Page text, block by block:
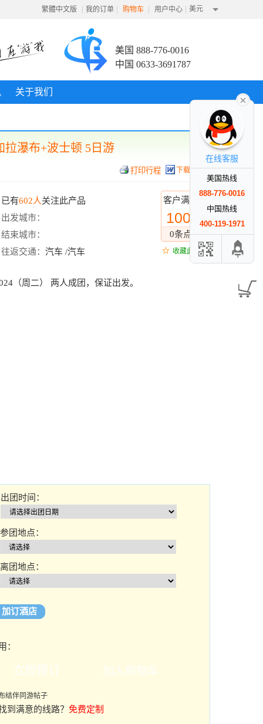
繁體中文版 | 我的订单 | 购物车 | 用户中心 | 美元
美国 888-776-0016
中国 0633-3691787
关于我们
拉瀑布+波士顿 5日游
下载行程
客户满意度
100%
0条点评
收藏此线路
已有602人关注此产品
出发城市：
结束城市：
往返交通： 汽车 /汽车
（周二） 两人成团，保证出发。
出团时间：
参团地点：
离团地点：
加订酒店
：
结伴同游帖子
到满意的线路？ 免费定制
在线客服
美国热线
888-776-0016
中国热线
400-119-1971